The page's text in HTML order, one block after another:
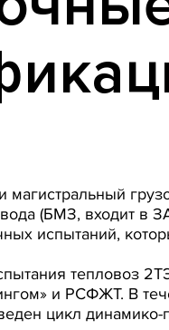
магистральный
(БМЗ, входит в
испытаний,
тепловоз
и РСФЖТ. В
цикл